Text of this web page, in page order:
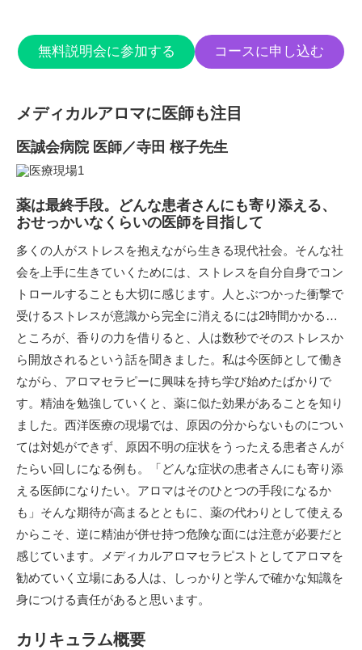
無料説明会に参加する コースに申し込む
メディカルアロマに医師も注目
医誠会病院 医師／寺田 桜子先生
薬は最終手段。どんな患者さんにも寄り添える、
おせっかいなくらいの医師を目指して
多くの人がストレスを抱えながら生きる現代社会。そんな社
会を上手に生きていくためには、ストレスを自分自身でコン
トロールすることも大切に感じます。人とぶつかった衝撃で
受けるストレスが意識から完全に消えるには2時間かかる…
ところが、香りの力を借りると、人は数秒でそのストレスか
ら開放されるという話を聞きました。私は今医師として働き
ながら、アロマセラピーに興味を持ち学び始めたばかりで
す。精油を勉強していくと、薬に似た効果があることを知り
ました。西洋医療の現場では、原因の分からないものについ
ては対処ができず、原因不明の症状をうったえる患者さんが
たらい回しになる例も。「どんな症状の患者さんにも寄り添
える医師になりたい。アロマはそのひとつの手段になるか
も」そんな期待が高まるとともに、薬の代わりとして使える
からこそ、逆に精油が併せ持つ危険な面には注意が必要だと
感じています。メディカルアロマセラピストとしてアロマを
勧めていく立場にある人は、しっかりと学んで確かな知識を
身につける責任があると思います。
カリキュラム概要